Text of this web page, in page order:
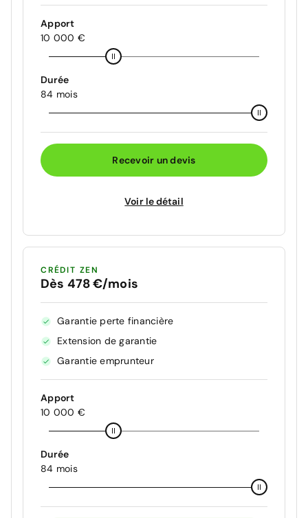
Apport
10 000 €
Durée
84 mois
Recevoir un devis
Voir le détail
CRÉDIT ZEN
Dès 478 €/mois
Garantie perte financière
Extension de garantie
Garantie emprunteur
Apport
10 000 €
Durée
84 mois